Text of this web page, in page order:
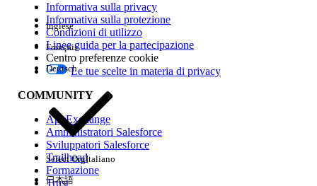
Edition
Esperienza
Informativa sulla privacy
Informativa sulla protezione
Condizioni di utilizzo
Linee guida per la partecipazione
Centro preferenze cookie
Le tue scelte in materia di privacy
COMMUNITY
AppExchange
Amministratori Salesforce
Sviluppatori Salesforce
Trailhead
Formazione
Trust
Inglese
Français
Deutsch
Select OrgItaliano
日本語